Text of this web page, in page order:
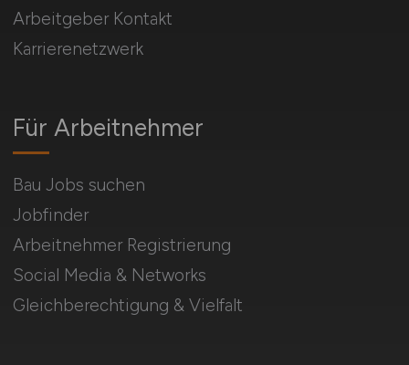
Für Arbeitnehmer
Bau Jobs suchen
Jobfinder
Arbeitnehmer Registrierung
Social Media & Networks
Gleichberechtigung & Vielfalt
Arbeitgeber Kontakt
Karrierenetzwerk